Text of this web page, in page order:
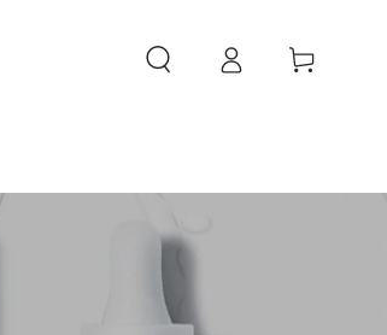
Iniciar
sesión
Carrito